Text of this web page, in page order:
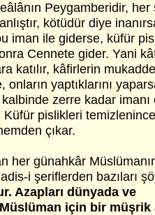
Peygamberidir, her
kötüdür diye
iman ile giderse, küfür
Cennete gider. Yani
katılır, kâfirlerin
yaptıklarını
zerre kadar imanı
pislikleri
çıkar.
her günahkâr
i şeriflerden bazıları
Azapları dünyada ve
için bir müşrik